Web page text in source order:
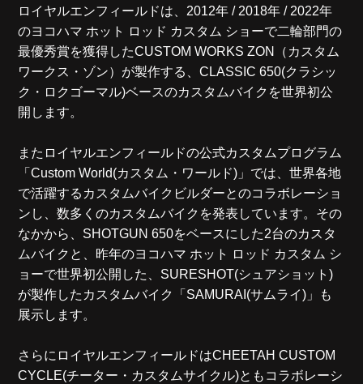
ロイヤルエンフィールドは、2012年 / 2018年 / 2022年
のヨコハマ ホット ロッド カスタム ショーで二輪部門の
最優秀賞を獲得したCUSTOM WORKS ZON（カスタム
ワークス・ゾン）が製作する、CLASSIC 650(クラシッ
ク・ロクゴーマル)ベースのカスタムバイクを世界初公
開します。
またロイヤルエンフィールドの公式カスタムプログラム
「Custom World(カスタム・ワールド)」では、世界各地
で活躍するカスタムバイクビルダーとのコラボレーショ
ンし、数多くのカスタムバイクを発表しています。その
なかから、SHOTGUN 650をベースにした2台のカスタ
ムバイクと、昨年のヨコハマ ホット ロッド カスタム シ
ョーで世界初公開した、SURESHOT(シュアショット)
が製作したカスタムバイク「SAMURAI(サムライ)」も
展示します。
さらにロイヤルエンフィールドはCHEETAH CUSTOM
CYCLE(チーター・カスタムサイクル)ともコラボレーシ